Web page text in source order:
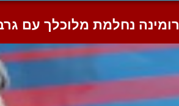
רומינה נחלמת מלוכלך עם